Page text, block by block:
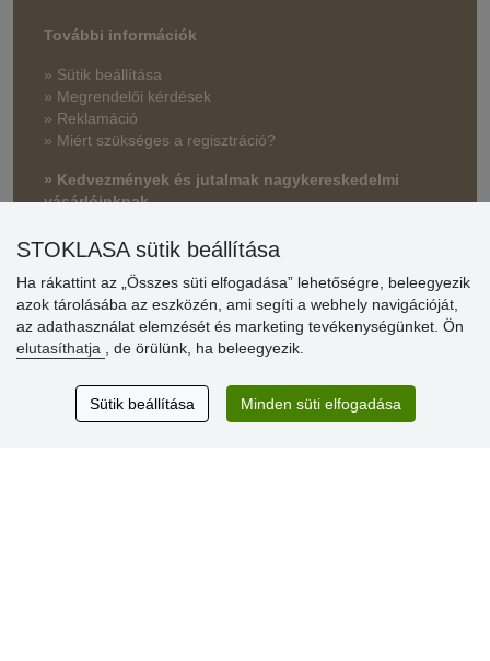
További információk
» Sütik beállítása
» Megrendelői kérdések
» Reklamáció
» Miért szükséges a regisztráció?
» Kedvezmények és jutalmak nagykereskedelmi
vásárlóinknak
» Súgó
Vásárlók
értékelése
Excellent service
Thank you.
STOKLASA sütik beállítása
Ha rákattint az „Összes süti elfogadása” lehetőségre, beleegyezik
azok tárolásába az eszközén, ami segíti a webhely navigációját,
az adathasználat elemzését és marketing tevékenységünket. Ön
elutasíthatja
, de örülünk, ha beleegyezik.
Sütik beállítása Minden süti elfogadása